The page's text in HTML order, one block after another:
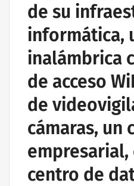
de su
informática,
inalámbrica
de acceso
de
cámaras, un
centro de